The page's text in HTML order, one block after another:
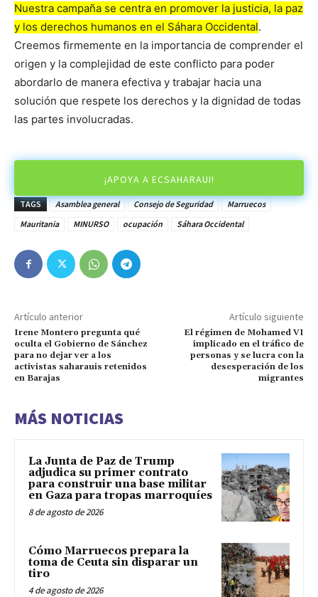
o
Nuestra campaña se centra en promover la justicia, la paz
y los derechos humanos en el Sáhara Occidental.
Creemos firmemente en la importancia de comprender el
origen y la complejidad de este conflicto para poder
abordarlo de manera efectiva y trabajar hacia una
solución que respete los derechos y la dignidad de todas
las partes involucradas.
¡APOYA A ECSAHARAUI!
TAGS Asamblea general Consejo de Seguridad
Marruecos
Mauritania
MINURSO ocupación Sáhara Occidental
Artículo anterior
Irene Montero pregunta qué
oculta el Gobierno de Sánchez
para no dejar ver a los
activistas saharauis retenidos
en Barajas
Artículo siguiente
El régimen de Mohamed VI
implicado en el tráfico de
personas y se lucra con la
desesperación de los
migrantes
MÁS NOTICIAS
La Junta de Paz de Trump
adjudica su primer contrato
para construir una base militar
en Gaza para tropas marroquíes
8 de agosto de 2026
Cómo Marruecos prepara la
toma de Ceuta sin disparar un
tiro
4 de agosto de 2026